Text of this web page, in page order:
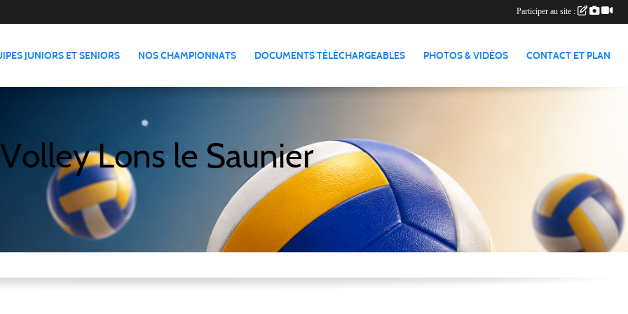
JUNIORS ET SENIORS NOS CHAMPIONNATS DOCUMENTS TÉLÉCHARGEABLES PHOTOS & VIDÉOS CONTACT ET PLAN
Volley Lons le Saunier
Participer au site :